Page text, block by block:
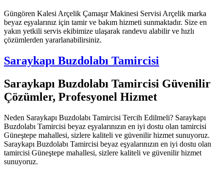
Güngören Kalesi Arçelik Çamaşır Makinesi Servisi Arçelik marka
beyaz eşyalarınız için tamir ve bakım hizmeti sunmaktadır. Size en
yakın yetkili servis ekibimize ulaşarak randevu alabilir ve hızlı
çözümlerden yararlanabilirsiniz.
Saraykapı Buzdolabı Tamircisi
Saraykapı Buzdolabı Tamircisi Güvenilir
Çözümler, Profesyonel Hizmet
Neden Saraykapı Buzdolabı Tamircisi Tercih Edilmeli? Saraykapı
Buzdolabı Tamircisi beyaz eşyalarınızın en iyi dostu olan tamircisi
Güneştepe mahallesi, sizlere kaliteli ve güvenilir hizmet sunuyoruz.
Saraykapı Buzdolabı Tamircisi beyaz eşyalarınızın en iyi dostu olan
tamircisi Güneştepe mahallesi, sizlere kaliteli ve güvenilir hizmet
sunuyoruz.